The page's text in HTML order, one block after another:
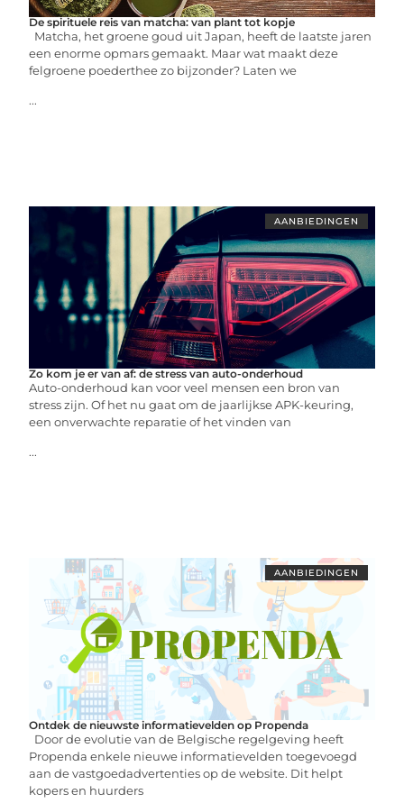
De spirituele reis van matcha: van plant tot kopje
Matcha, het groene goud uit Japan, heeft de laatste jaren
een enorme opmars gemaakt. Maar wat maakt deze
felgroene poederthee zo bijzonder? Laten we
...
AANBIEDINGEN
Zo kom je er van af: de stress van auto-onderhoud
Auto-onderhoud kan voor veel mensen een bron van
stress zijn. Of het nu gaat om de jaarlijkse APK-keuring,
een onverwachte reparatie of het vinden van
...
AANBIEDINGEN
Ontdek de nieuwste informatievelden op Propenda
Door de evolutie van de Belgische regelgeving heeft
Propenda enkele nieuwe informatievelden toegevoegd
aan de vastgoedadvertenties op de website. Dit helpt
kopers en huurders